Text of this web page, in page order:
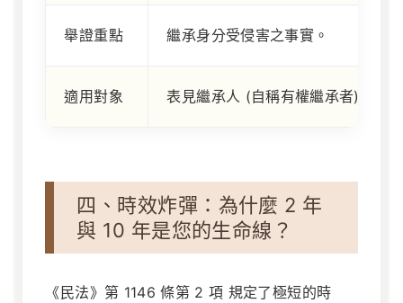
舉證重點 繼承身分受侵害之事實。
適用對象 表見繼承人 (自稱有權繼承者)。
四、時效炸彈：為什麼 2 年
與 10 年是您的生命線？
《民法》第 1146 條第 2 項 規定了極短的時